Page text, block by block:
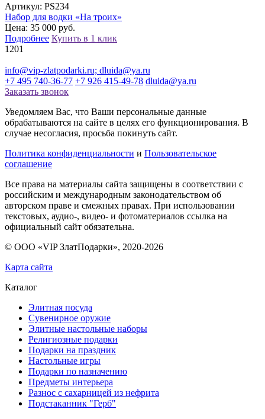
Артикул: PS234
Набор для водки «На троих»
Цена: 35 000 руб.
Подробнее Купить в 1 клик
1201
info@vip-zlatpodarki.ru; dluida@ya.ru
+7 495 740-36-77 +7 926 415-49-78 dluida@ya.ru
Заказать звонок
Уведомляем Вас, что Ваши персональные данные
обрабатываются на сайте в целях его функционирования. В
случае несогласия, просьба покинуть сайт.
Политика конфиденциальности и Пользовательское
соглашение
Все права на материалы сайта защищены в соответствии с
российским и международным законодательством об
авторском праве и смежных правах. При использовании
текстовых, аудио-, видео- и фотоматериалов ссылка на
официальный сайт обязательна.
© ООО «VIP ЗлатПодарки», 2020-2026
Карта сайта
Каталог
Элитная посуда
Сувенирное оружие
Элитные настольные наборы
Религиозные подарки
Подарки на праздник
Настольные игры
Подарки по назначению
Предметы интерьера
Разнос с сахарницей из нефрита
Подстаканник "Герб"